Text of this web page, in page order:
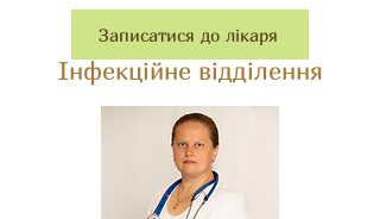
Записатися до лікаря
Інфекційне відділення